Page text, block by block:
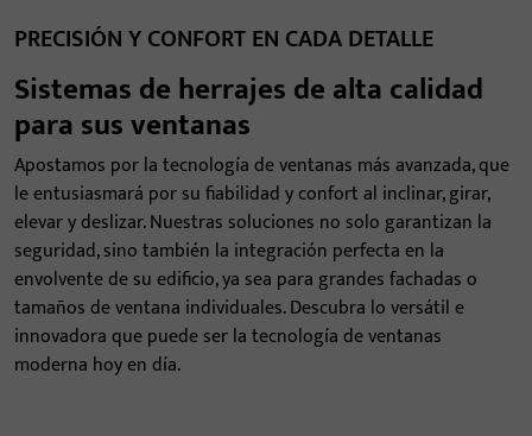
PRECISIÓN Y CONFORT EN CADA DETALLE
Sistemas de herrajes de alta calidad
para sus ventanas
Apostamos por la tecnología de ventanas más avanzada, que
le entusiasmará por su fiabilidad y confort al inclinar, girar,
elevar y deslizar. Nuestras soluciones no solo garantizan la
seguridad, sino también la integración perfecta en la
envolvente de su edificio, ya sea para grandes fachadas o
tamaños de ventana individuales. Descubra lo versátil e
innovadora que puede ser la tecnología de ventanas
moderna hoy en día.